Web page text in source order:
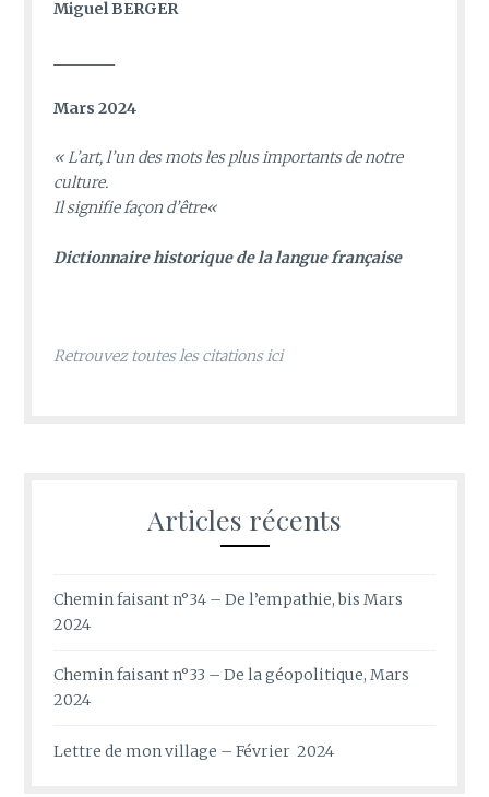
Miguel BERGER
Mars 2024
«L’art, l’un des mots les plus importants de notre
culture.
Il signifie façon d’être«
Dictionnaire historique de la langue française
Retrouvez toutes les citations ici
Articles récents
Chemin faisant n°34 – De l’empathie, bis Mars
2024
Chemin faisant n°33 – De la géopolitique, Mars
2024
Lettre de mon village – Février 2024